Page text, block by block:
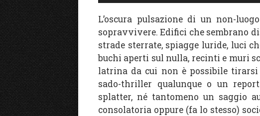
L’oscura pulsazione di un non-
sopravvivere. Edifici che sembrano
strade sterrate, spiagge luride, luci
buchi aperti sul nulla, recinti e muri
latrina da cui non è possibile
sado-thriller qualunque o un
splatter, né tantomeno un saggio
consolatoria oppure (fa lo stesso)